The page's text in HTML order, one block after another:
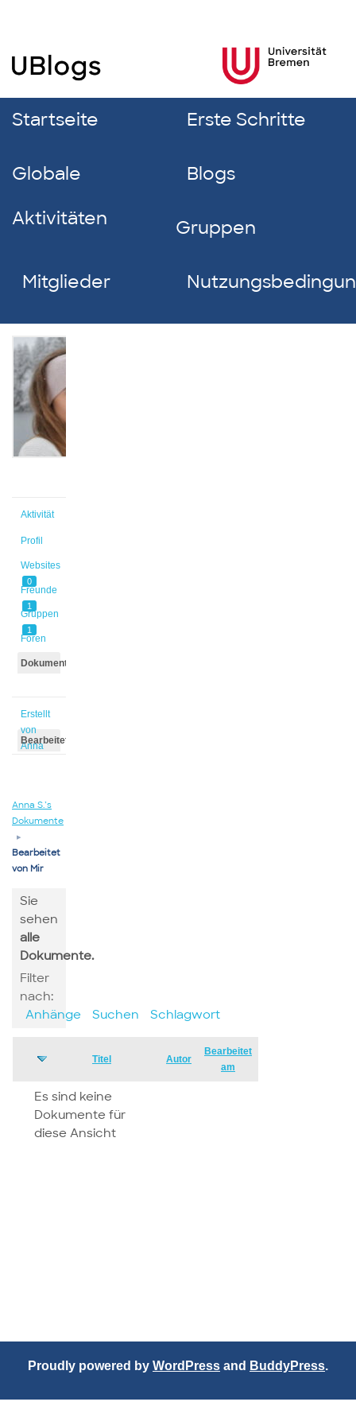
Startseite Erste Schritte
Globale
Aktivitäten
Blogs
Gruppen
Mitglieder
Aktivität
Profil
Websites
0
Freunde
1
Gruppen
1
Foren
Dokumente
Erstellt
von
Anna
Bearbeitet
Anna S.’s
Dokumente
▸
Bearbeitet
von Mir
Sie
sehen
alle
Dokumente.
Filter
nach:
Anhänge
Suchen Schlagwort
Has
Titel Autor
Bearbeitet
am
Es sind keine
Dokumente für
diese Ansicht
Proudly powered by WordPress and BuddyPress.